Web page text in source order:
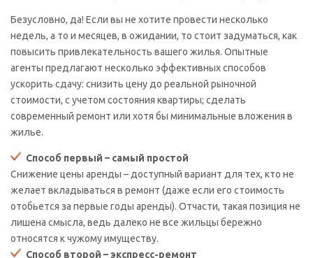
Безусловно, да! Если вы не хотите провести несколько
недель, а то и месяцев, в ожидании, то стоит задуматься, как
повысить привлекательность вашего жилья. Опытные
агенты предлагают несколько эффективных способов
ускорить сдачу: снизить цену до реальной рыночной
стоимости, с учетом состояния квартиры; сделать
современный ремонт или хотя бы минимальные вложения в
жилье.
Способ первый – самый простой
Снижение цены аренды – доступный вариант для тех, кто не
желает вкладываться в ремонт (даже если его стоимость
отобьется за первые годы аренды). Отчасти, такая позиция не
лишена смысла, ведь далеко не все жильцы бережно
относятся к чужому имуществу.
Способ второй – экспресс-ремонт